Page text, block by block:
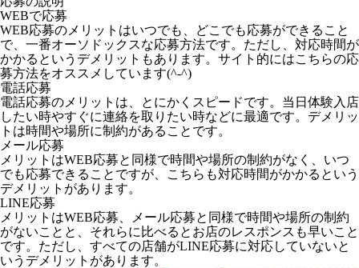
WEBで応募
WEB応募のメリットはいつでも、どこでも応募ができること
で、一番オーソドックスな応募方法です。ただし、対応時間が
かかるというデメリットもあります。サイト的にはこちらの応
募方法をオススメしています(^-^)
電話応募
電話応募のメリットは、とにかくスピードです。当日体験入店
したい時やすぐに連絡を取りたい時などに最適です。デメリッ
トは時間や場所に制約があることです。
メール応募
メリットはWEB応募と同様で時間や場所の制約がなく、いつ
でも応募できることですが、こちらも対応時間がかかるという
デメリットがあります。
LINE応募
メリットはWEB応募、メール応募と同様で時間や場所の制約
がないことと、それらに比べるとお店のレスポンスも早いこと
です。ただし、すべての店舗がLINE応募に対応していないと
いうデメリットがあります。